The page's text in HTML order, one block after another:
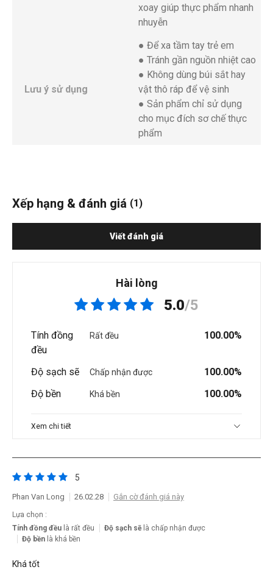
xoay giúp thực phẩm nhanh
nhuyễn
Lưu ý sử dụng
● Để xa tầm tay trẻ em
● Tránh gần nguồn nhiệt cao
● Không dùng búi sắt hay
vật thô ráp để vệ sinh
● Sản phẩm chỉ sử dụng
cho mục đích sơ chế thực
phẩm
Xếp hạng & đánh giá (1)
Viết đánh giá
Hài lòng
5.0/5
Tính đồng
đều
Rất đều 100.00%
Độ sạch sẽ Chấp nhận được
100.00%
Độ bền
Khá bền 100.00%
Xem chi tiết
5
Phan Van Long 26.02.28 Gắn cờ đánh giá này
Lựa chọn :
Tính đồng đều là rất đều Độ sạch sẽ là chấp nhận được
Độ bền là khá bền
Khá tốt